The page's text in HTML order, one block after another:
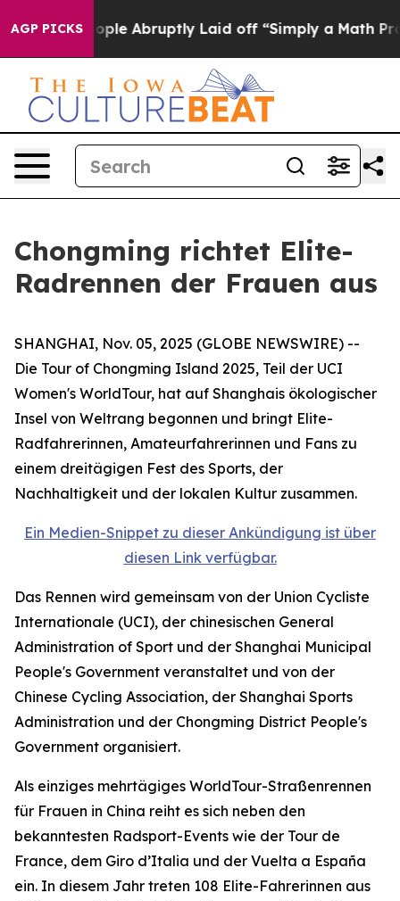
AGP PICKS
the People Abruptly Laid off “Simply a Math
Chongming richtet Elite-
Radrennen der Frauen aus
SHANGHAI, Nov. 05, 2025 (GLOBE NEWSWIRE) --
Die Tour of Chongming Island 2025, Teil der UCI
Women's WorldTour, hat auf Shanghais ökologischer
Insel von Weltrang begonnen und bringt Elite-
Radfahrerinnen, Amateurfahrerinnen und Fans zu
einem dreitägigen Fest des Sports, der
Nachhaltigkeit und der lokalen Kultur zusammen.
Ein Medien-Snippet zu dieser Ankündigung ist über
diesen Link verfügbar.
Das Rennen wird gemeinsam von der Union Cycliste
Internationale (UCI), der chinesischen General
Administration of Sport und der Shanghai Municipal
People's Government veranstaltet und von der
Chinese Cycling Association, der Shanghai Sports
Administration und der Chongming District People's
Government organisiert.
Als einziges mehrtägiges WorldTour-Straßenrennen
für Frauen in China reiht es sich neben den
bekanntesten Radsport-Events wie der Tour de
France, dem Giro d’Italia und der Vuelta a España
ein. In diesem Jahr treten 108 Elite-Fahrerinnen aus